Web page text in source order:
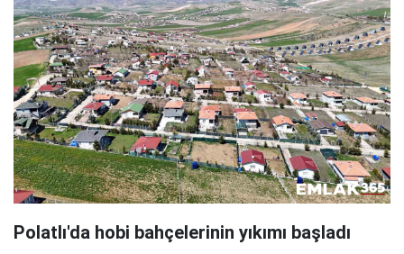
Polatlı'da hobi bahçelerinin yıkımı başladı